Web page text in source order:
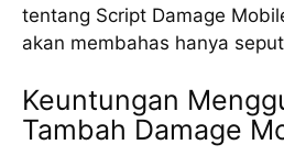
tentang Script Damage
akan membahas hanya
Keuntungan
Tambah Damage